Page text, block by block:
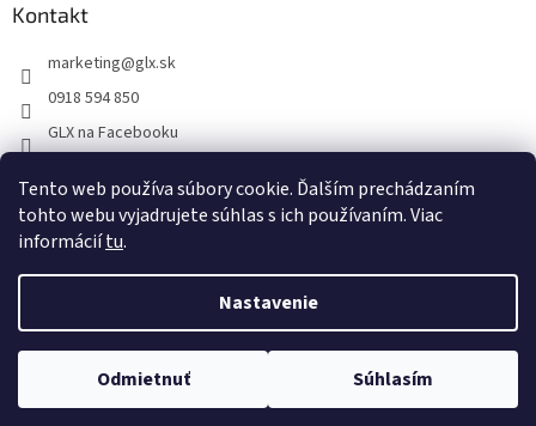
Tento web používa súbory cookie. Ďalším prechádzaním
tohto webu vyjadrujete súhlas s ich používaním. Viac
informáciítu.
Nastavenie
Odmietnuť Súhlasím
Kontakt
marketing@glx.sk
0918 594 850
GLX na Facebooku
Copyright 2026GLX. Všetky práva vyhradené.Upraviť nastavenie